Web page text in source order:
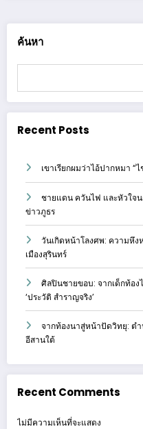
ค้นหา
Recent Posts
เขาเรียกผมว่าไอ้ปากหมา “
ชายแดน ควันไฟ และหัวใจน
ข่าวภูธร
วันเกิดหน้าโลงศพ: ความหึง
เมืองสุรินทร์
ศิลปินชายขอบ: จากเด็กท้อ
‘ประวัติ สำราญจริง’
จากท้องนาสู่หน้าปัดวิทยุ: ต
อีสานใต้
Recent Comments
ไม่มีความเห็นที่จะแสดง